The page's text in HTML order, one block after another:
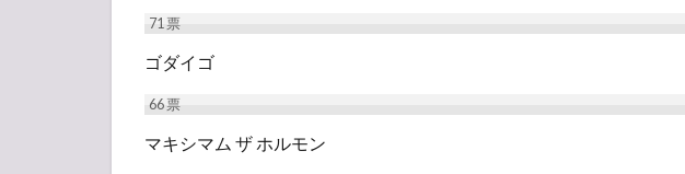
71票
ゴダイゴ
66票
マキシマム ザ ホルモン